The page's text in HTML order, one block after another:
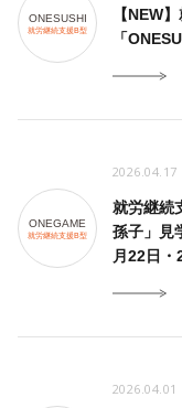
ONESUSHI
就労継続支援B型
【NEW
「
2026.04.17
ONEGAME
就労継続支援B型
就労継続
孫子」見
月22日・
2026.04.01